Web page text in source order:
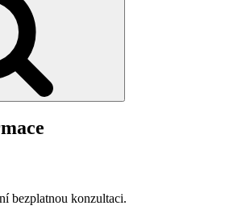
bezplatnou konzultaci.